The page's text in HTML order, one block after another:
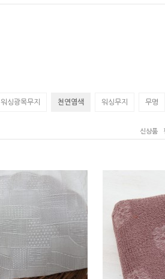
워싱광목무지 천연염색 워싱무지 무명
신상품